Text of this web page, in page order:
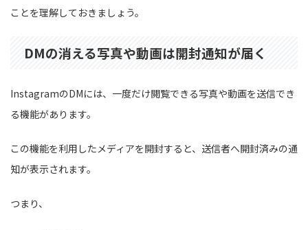
ことを理解しておきましょう。
DMの消える写真や動画は開封通知が届く
InstagramのDMには、一度だけ閲覧できる写真や動画を送信でき
る機能があります。
この機能を利用したメディアを開封すると、送信者へ開封済みの通
知が表示されます。
つまり、